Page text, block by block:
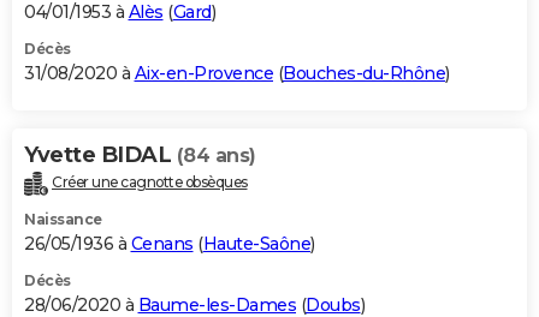
04/01/1953 à Alès (Gard)
Décès
31/08/2020 à Aix-en-Provence (Bouches-du-Rhône)
Yvette BIDAL (84 ans)
Créer une cagnotte obsèques
Naissance
26/05/1936 à Cenans (Haute-Saône)
Décès
28/06/2020 à Baume-les-Dames (Doubs)